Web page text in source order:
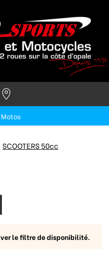
SCOOTERS 50cc
le filtre de disponibilité.